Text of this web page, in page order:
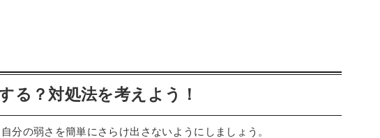
る？対処法を考えよう！
分の弱さを簡単にさらけ出さないようにしましょう。